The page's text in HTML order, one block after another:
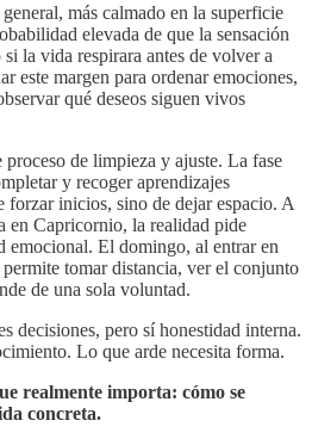
más calmado en la superficie
elevada de que la sensación
si la vida respirara antes de volver a
este margen para ordenar emociones,
qué deseos siguen vivos
de limpieza y ajuste. La fase
y recoger aprendizajes
forzar inicios, sino de dejar espacio. A
en Capricornio, la realidad pide
emocional. El domingo, al entrar en
tomar distancia, ver el conjunto
de una sola voluntad.
decisiones, pero sí honestidad interna.
Lo que arde necesita forma.
realmente importa: cómo se
concreta.